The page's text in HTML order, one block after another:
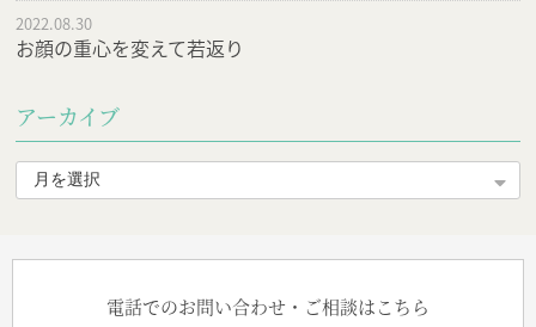
お顔の重心を変えて若返り
2022.08.30
アーカイブ
電話でのお問い合わせ・ご相談はこちら